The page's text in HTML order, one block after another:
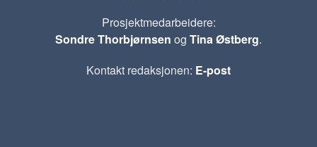
Prosjektmedarbeidere:
Sondre Thorbjørnsen og Tina Østberg.
Kontakt redaksjonen: E-post